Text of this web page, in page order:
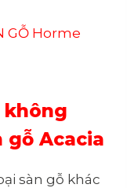
GỖ Horme
không
gỗ Acacia
sàn gỗ khác